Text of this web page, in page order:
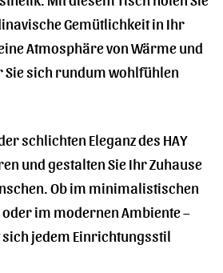
Gemütlichkeit in Ihr
Atmosphäre von Wärme und
Sie sich rundum wohlfühlen
schlichten Eleganz des HAY
und gestalten Sie Ihr Zuhause
Ob im minimalistischen
im modernen Ambiente –
sich jedem Einrichtungsstil